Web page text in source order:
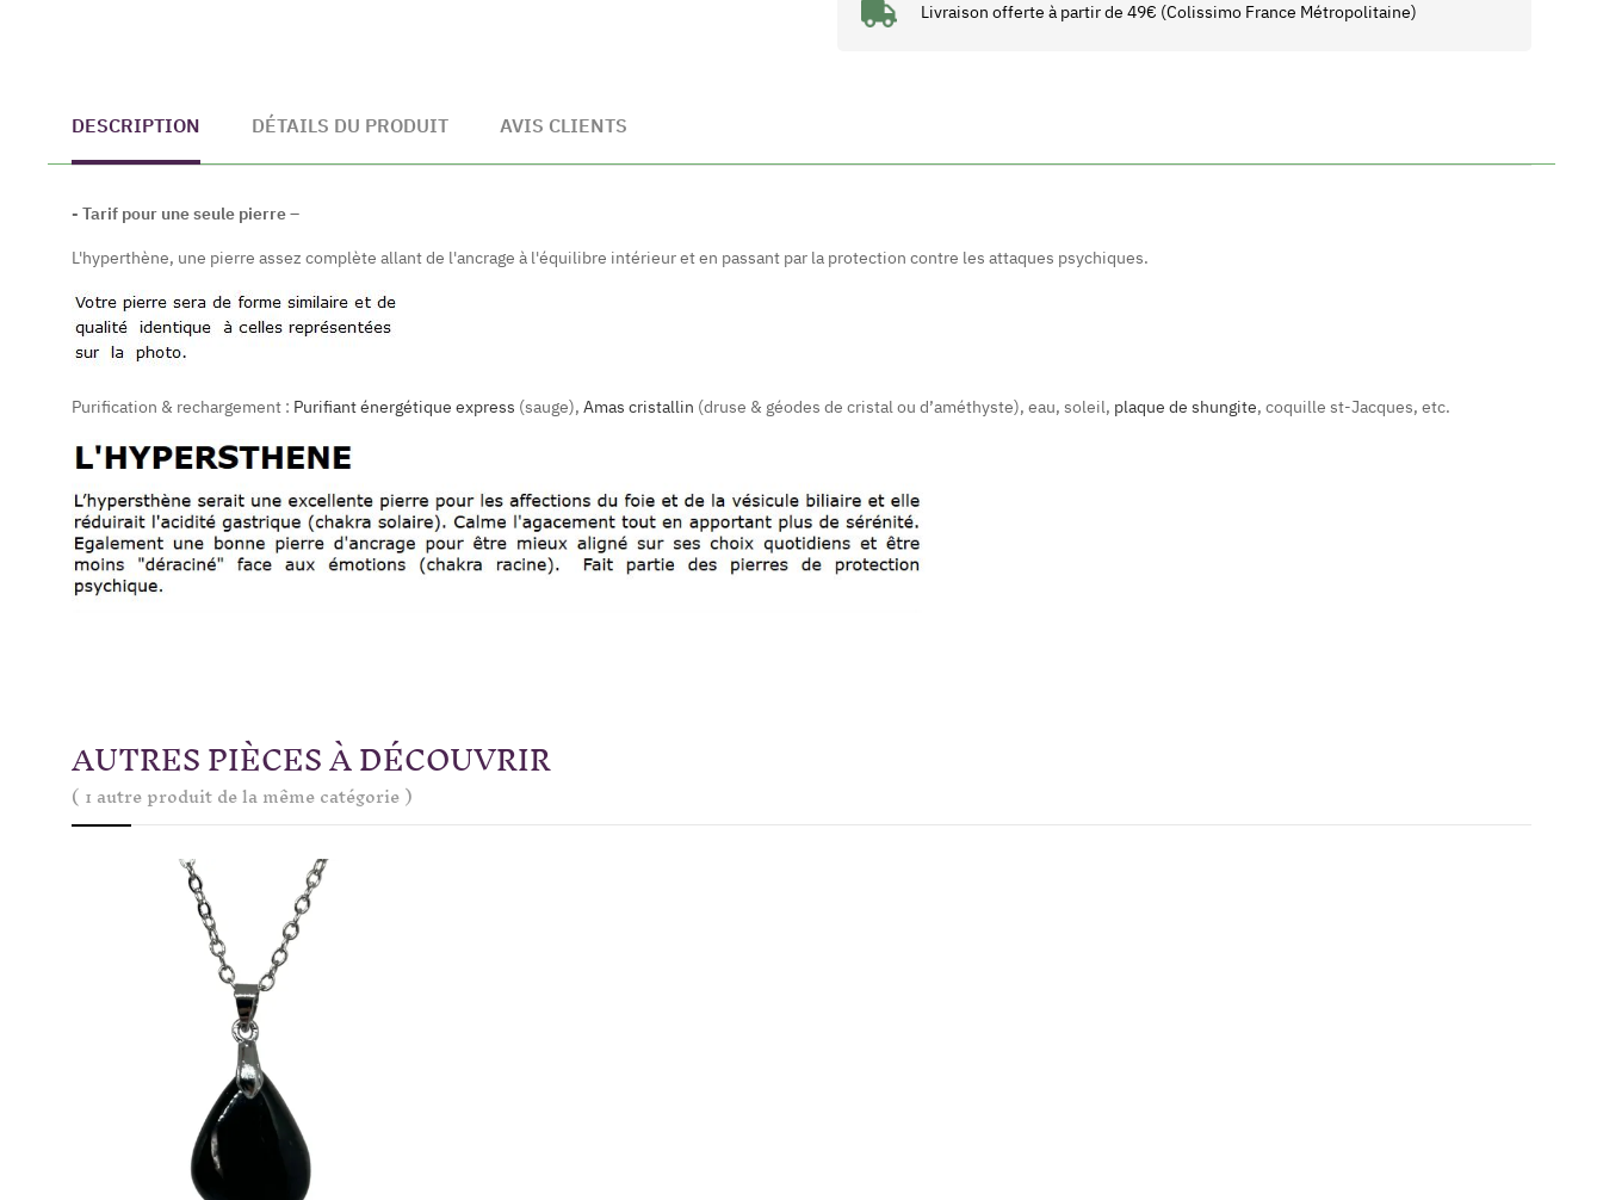
Livraison offerte à partir de 49€ (Colissimo France Métropolitaine)
DESCRIPTION DÉTAILS DU PRODUIT AVIS CLIENTS
- Tarif pour une seule pierre –
L'hyperthène, une pierre assez complète allant de l'ancrage à l'équilibre intérieur et en passant par la protection contre les attaques psychiques.
Purification & rechargement : Purifiant énergétique express (sauge), Amas cristallin (druse & géodes de cristal ou d’améthyste), eau, soleil, plaque de shungite, coquille st-Jacques, etc.
AUTRES PIÈCES À DÉCOUVRIR
( 1 autre produit de la même catégorie )